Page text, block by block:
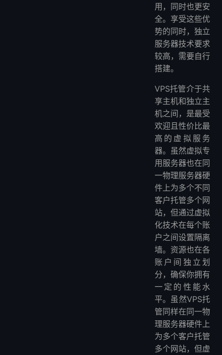
用，同时也更安
全。享受这些优
势的同时，独立
服务器技术要求
较高，需要自行
搭建。
VPS托管介于共
享主机和独立主
机之间，是最受
欢迎且性价比最
高的虚拟服务
器。虽然虚拟专
用服务器也在同
一物理服务器硬
件上为多个不同
客户托管多个网
站，但通过虚拟
化技术在每个账
户之间设置隔离
墙。资源也在各
账户间独立划
分，确保你拥有
一定的性能水
平。虽然VPS托
管同样在同一物
理服务器硬件上
为多个客户托管
多个网站，但虚